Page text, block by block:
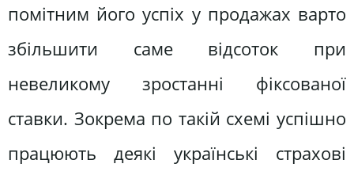
помітним його успіх у продажах варто
збільшити саме відсоток при
невеликому зростанні фіксованої
ставки. Зокрема по такій схемі успішно
працюють деякі українські страхові